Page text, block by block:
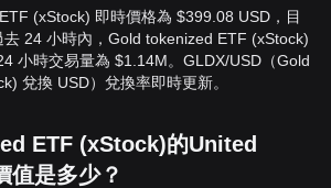
(xStock) 即時價格為 $399.08 USD，目
24 小時內，Gold tokenized ETF (xStock)
小時交易量為 $1.14M。GLDX/USD（Gold
兌換 USD）兌換率即時更新。
ETF (xStock)的United
是多少？